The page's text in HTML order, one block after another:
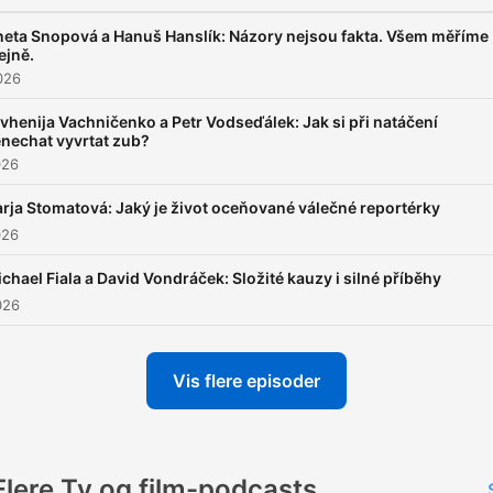
Snopová a Hanuš Hanslík: Názory nejsou fakta. Všem měříme
Vachničenko a Petr Vodseďálek: Jak si při natáčení
vyvrtat zub?
Stomatová: Jaký je život oceňované válečné reportérky
Fiala a David Vondráček: Složité kauzy i silné příběhy
Vis flere episoder